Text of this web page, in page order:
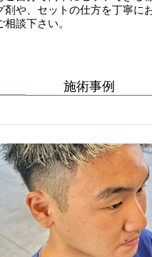
剤や、セットの仕方を丁寧に
談下さい。
施術事例